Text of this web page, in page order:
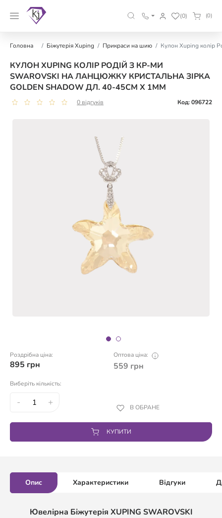
(0) (0)
Головна Біжутерія Xuping Прикраси на шию Кулон Xuping колір
КУЛОН XUPING КОЛІР РОДІЙ З КР-МИ
SWAROVSKI НА ЛАНЦЮЖКУ КРИСТАЛЬНА ЗІРКА
GOLDEN SHADOW ДЛ. 40-45СМ Х 1ММ
0 відгуків Код: 096722
Роздрібна ціна:
895 грн
Оптова ціна:
559 грн
Виберіть кількість:
- + В ОБРАНЕ
КУПИТИ
Опис Характеристики Відгуки
Ювелірна Біжутерія XUPING SWAROVSKI